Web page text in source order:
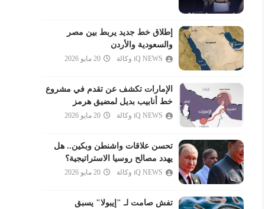
النور
الفرقان
الشعراء
النمل
القصص
العنكبوت
الروم
السجدة
الأحزاب
إطلاق خط جديد يربط بين مصر
والسعودية والأردن
iQ NEWS وكالة 20 مايو 2026
الإمارات تكشف عن تقدم في مشروع
خط أنابيب بديل لمضيق هرمز
iQ NEWS وكالة 20 مايو 2026
تحسن علاقات واشنطن وبكين.. هل
يهدد مصالح روسيا الاستراتيجية؟
iQ NEWS وكالة 20 مايو 2026
تفش صامت لـ "إيبولا" يسبق